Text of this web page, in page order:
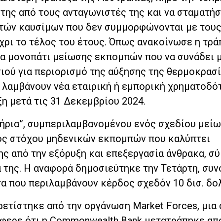
από τους ανταγωνιστές της και να
καυσίμων που δεν συμμορφώνονται με
το τέλος του έτους. Όπως ανακοίνωσε η
μονοπάτι μείωσης εκπομπών που να συνάδει
για περιορισμό της αύξησης της
νέα εταιρική ή εμπορική
μετά τις 31 Δεκεμβρίου 2024.
συμπεριλαμβανομένου ενός σχεδίου
στόχου μηδενικών εκπομπών που καλύπτει
από την εξόρυξη και επεξεργασία άνθρακα,
της. Η αναφορά δημοσιεύτηκε την Τετάρτη,
που περιλαμβάνουν κέρδος σχεδόν 10 δισ.
από την οργάνωση Market Forces, μια